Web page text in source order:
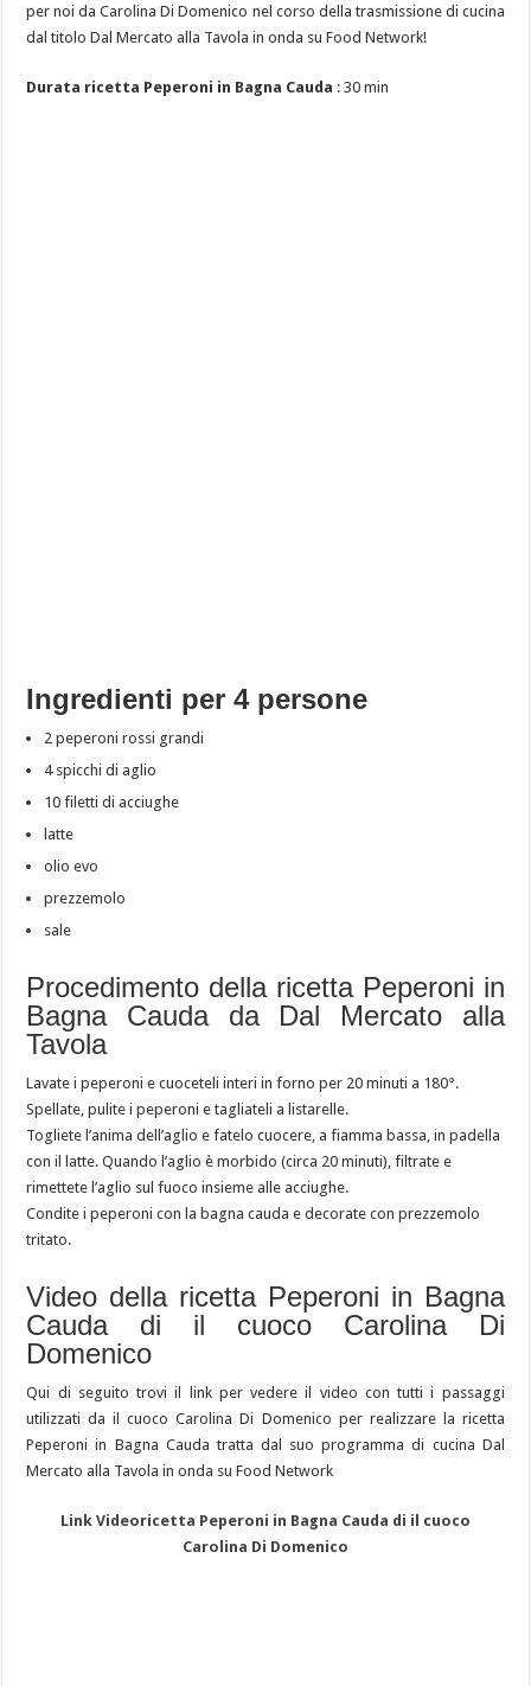
per noi da Carolina Di Domenico nel corso della trasmissione di cucina
dal titolo Dal Mercato alla Tavola in onda su Food Network!
Durata ricetta Peperoni in Bagna Cauda : 30 min
Ingredienti per 4 persone
2 peperoni rossi grandi
4 spicchi di aglio
10 filetti di acciughe
latte
olio evo
prezzemolo
sale
Procedimento della ricetta Peperoni in
Bagna Cauda da Dal Mercato alla
Tavola
Lavate i peperoni e cuoceteli interi in forno per 20 minuti a 180°.
Spellate, pulite i peperoni e tagliateli a listarelle.
Togliete l’anima dell’aglio e fatelo cuocere, a fiamma bassa, in padella
con il latte. Quando l’aglio è morbido (circa 20 minuti), filtrate e
rimettete l’aglio sul fuoco insieme alle acciughe.
Condite i peperoni con la bagna cauda e decorate con prezzemolo
tritato.
Video della ricetta Peperoni in Bagna
Cauda di il cuoco Carolina Di
Domenico
Qui di seguito trovi il link per vedere il video con tutti i passaggi
utilizzati da il cuoco Carolina Di Domenico per realizzare la ricetta
Peperoni in Bagna Cauda tratta dal suo programma di cucina Dal
Mercato alla Tavola in onda su Food Network
Link Videoricetta Peperoni in Bagna Cauda di il cuoco
Carolina Di Domenico